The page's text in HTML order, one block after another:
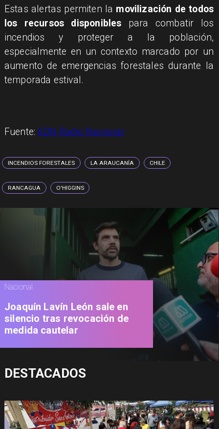
Estas alertas permiten la movilización de todos
los recursos disponibles para combatir los
incendios y proteger a la población,
especialmente en un contexto marcado por un
aumento de emergencias forestales durante la
temporada estival.
Fuente:ADN Radio Nacional
INCENDIOS FORESTALES LA ARAUCANÍA CHILE
RANCAGUA O'HIGGINS
Nacional
Joaquín Lavín León sale en
silencio tras revocación de
medida cautelar
DESTACADOS